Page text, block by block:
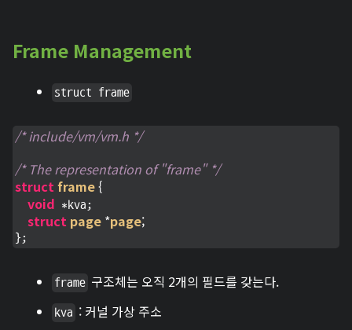
Frame Management
struct frame
/* include/vm/vm.h */
/* The representation of "frame" */
struct frame {
void *kva;
struct page *page;
};
frame 구조체는 오직 2개의 필드를 갖는다.
kva : 커널 가상 주소